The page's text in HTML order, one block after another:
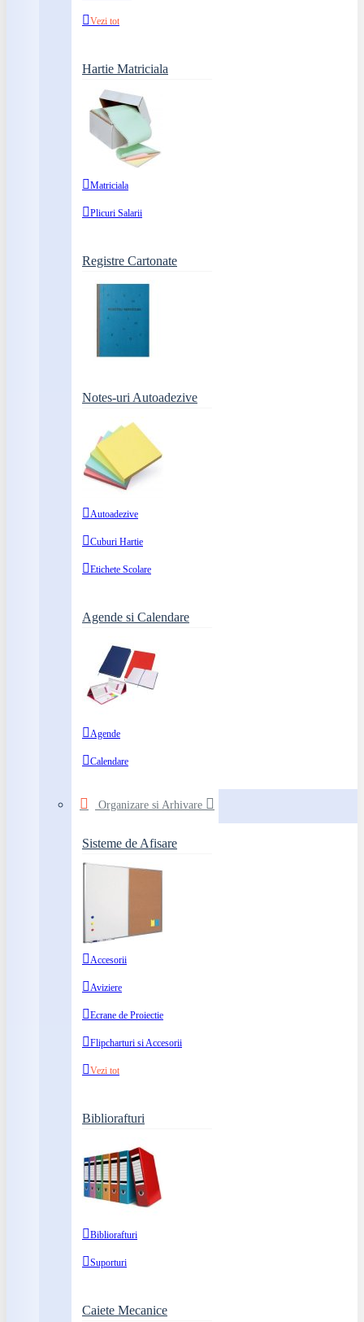
Vezi tot
Hartie Matriciala
Matriciala
Plicuri Salarii
Registre Cartonate
Notes-uri Autoadezive
Autoadezive
Cuburi Hartie
Etichete Scolare
Agende si Calendare
Agende
Calendare
Organizare si Arhivare
Sisteme de Afisare
Accesorii
Aviziere
Ecrane de Proiectie
Flipcharturi si Accesorii
Vezi tot
Bibliorafturi
Bibliorafturi
Suporturi
Caiete Mecanice